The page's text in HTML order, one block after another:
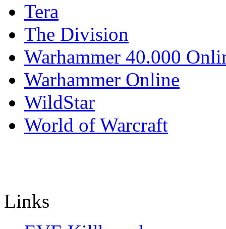
Tera
The Division
Warhammer 40.000
Warhammer Online
WildStar
World of Warcraft
Links